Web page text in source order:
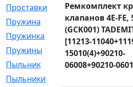
Проставки
[38]
Пружина
[23]
Пружинка
[1]
Пружины
[326]
Пыльник
[1202]
Пыльники
Ремкомплект
клапанов 4E-FE,
(GCK001)
[11213-
15010(4)+90210-
06008+90210-